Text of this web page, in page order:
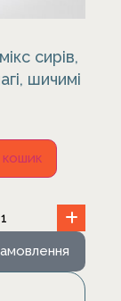
сирів,
шичимі